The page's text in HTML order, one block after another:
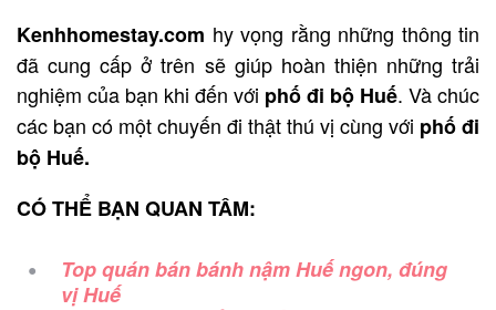
Kenhhomestay.com hy vọng rằng những thông tin
đã cung cấp ở trên sẽ giúp hoàn thiện những trải
nghiệm của bạn khi đến với phố đi bộ Huế. Và chúc
các bạn có một chuyến đi thật thú vị cùng với phố đi
bộ Huế.
CÓ THỂ BẠN QUAN TÂM:
Top quán bán bánh nậm Huế ngon, đúng
vị Huế